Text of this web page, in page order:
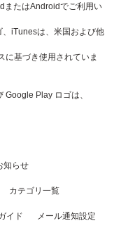
またはAndroidでご利用い
iTunesは、米国および他
に基づき使用されていま
Play ロゴは、
知らせ
カテゴリ一覧
イド メール通知設定